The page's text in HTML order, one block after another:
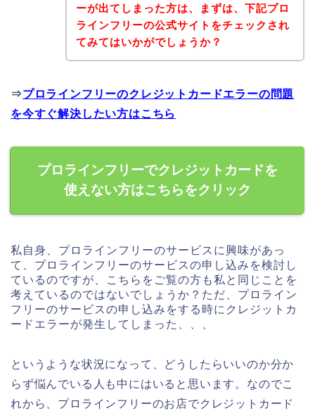
ーが出てしまった方は、まずは、下記プロ
ラインフリーの公式サイトをチェックされ
てみてはいかがでしょうか？
⇒プロラインフリーのクレジットカードエラーの問題
を今すぐ解決したい方はこちら
プロラインフリーでクレジットカードを
使えない方はこちらをクリック
私自身、プロラインフリーのサービスに興味があっ
て、プロラインフリーのサービスの申し込みを検討し
ているのですが、こちらをご覧の方も私と同じことを
考えているのではないでしょうか？ただ、プロライン
フリーのサービスの申し込みをする時にクレジットカ
ードエラーが発生してしまった、、、
というような状況になって、どうしたらいいのか分か
らず悩んでいる人も中にはいると思います。なのでこ
れから、プロラインフリーのお店でクレジットカード